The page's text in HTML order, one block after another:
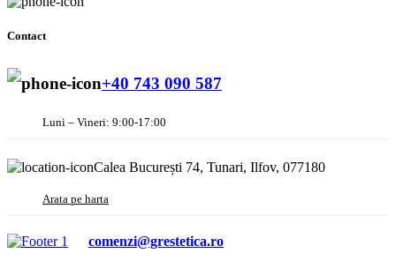
Contact
+40 743 090 587
Luni – Vineri: 9:00-17:00
Calea București 74, Tunari, Ilfov, 077180
Arata pe harta
comenzi@grestetica.ro